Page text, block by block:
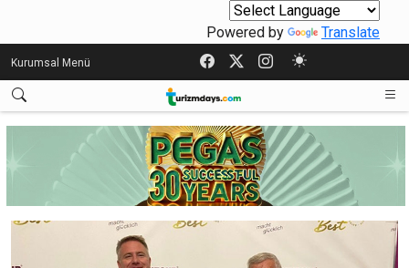
Powered by Translate
Kurumsal Menü